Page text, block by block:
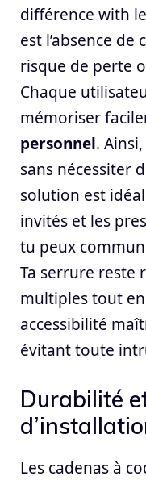
différence with
est l’absence
risque de perte
Chaque
mémoriser
personnel.
sans nécessiter
solution est
invités et les
tu peux
Ta serrure reste
multiples tout
accessibilité
évitant toute
Durabilité
Les cadenas à